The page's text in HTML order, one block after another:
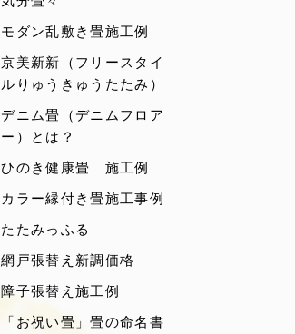
モダン乱敷き畳施工例
京美新新（フリースタイ
ルりゅうきゅうたたみ）
デニム畳（デニムフロア
ー）とは？
ひのき健康畳 施工例
カラー縁付き畳施工事例
たたみっふる
網戸張替え新調価格
障子張替え施工例
「お祝い畳」畳の命名書